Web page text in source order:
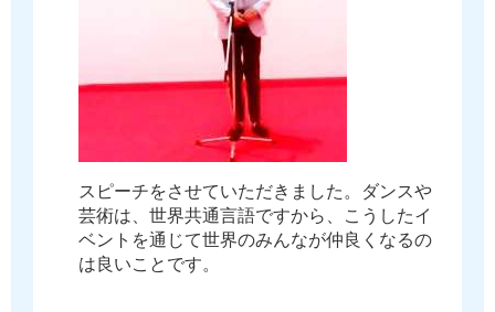
ス ピーチをさせていただき ま した 。 ダンスや
芸術は 世界共通言語ですから こ う したイ
ベン ト を通 じて世界のみんなが仲良 く なるの
は良 いこ と です。